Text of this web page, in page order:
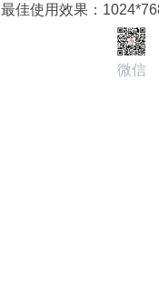
最佳使用效果：
微信